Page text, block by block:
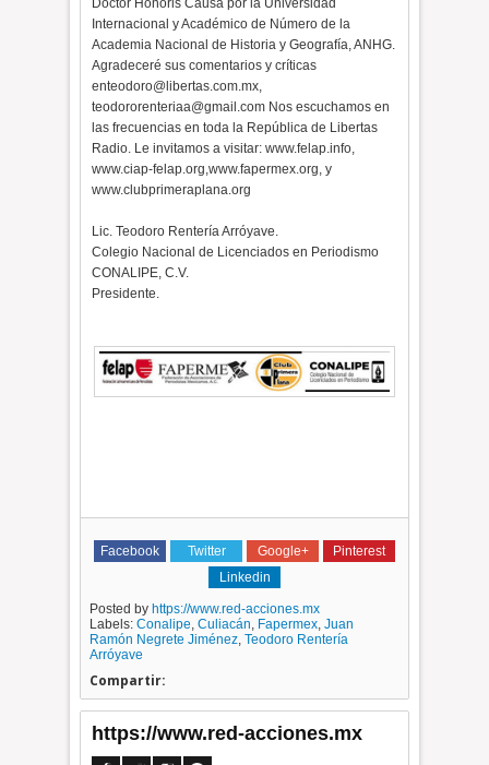
Doctor Honoris Causa por la Universidad
Internacional y Académico de Número de la
Academia Nacional de Historia y Geografía, ANHG.
Agradeceré sus comentarios y críticas
enteodoro@libertas.com.mx,
teodororenteriaa@gmail.com Nos escuchamos en
las frecuencias en toda la República de Libertas
Radio. Le invitamos a visitar: www.felap.info,
www.ciap-felap.org,www.fapermex.org, y
www.clubprimeraplana.org
Lic. Teodoro Rentería Arróyave.
Colegio Nacional de Licenciados en Periodismo
CONALIPE, C.V.
Presidente.
Facebook Twitter Google+
Pinterest
Linkedin
Posted by https://www.red-acciones.mx
Labels:Conalipe,Culiacán, Fapermex,Juan
Ramón Negrete Jiménez,Teodoro Rentería
Arróyave
Compartir:
https://www.red-acciones.mx